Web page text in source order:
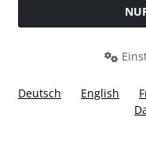
Widerrufsformular
Deutsch English